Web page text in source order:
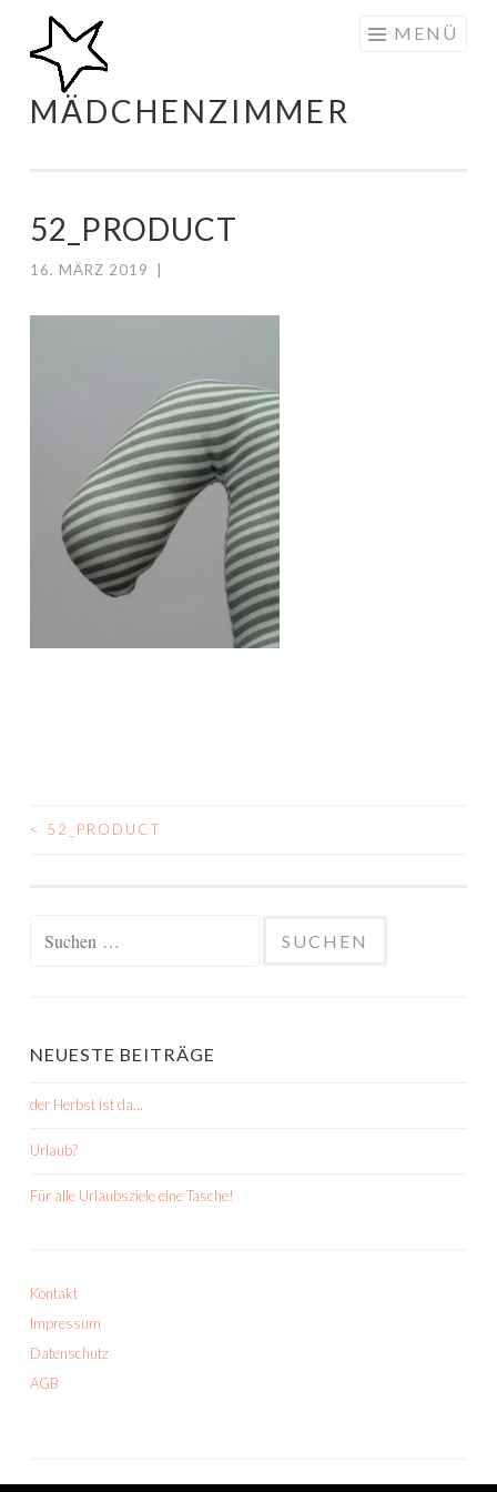
Zum
Inhalt
springen
MÄDCHENZIMMER
MENÜ
52_PRODUCT
16. MÄRZ 2019
BEITRAGSNAVIGATION
< 52_PRODUCT
NEUESTE BEITRÄGE
der Herbst ist da…
Urlaub?
Für alle Urlaubsziele eine Tasche!
Kontakt
Impressum
Datenschutz
AGB